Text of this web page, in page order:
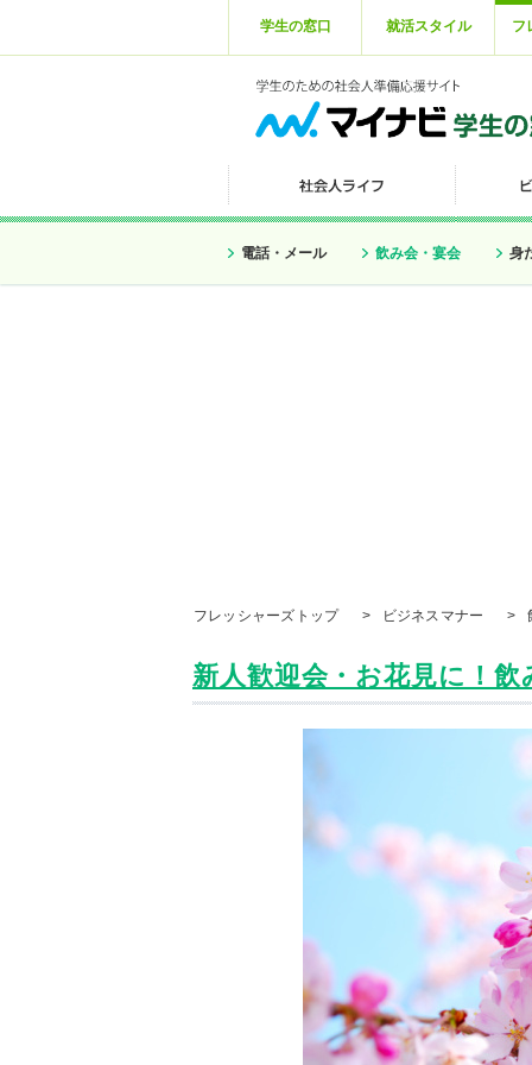
学生の窓口 就活スタイル フ
電話・メール 飲み会・宴会 身
フレッシャーズトップ > ビジネスマナー >
新人歓迎会・お花見に！飲